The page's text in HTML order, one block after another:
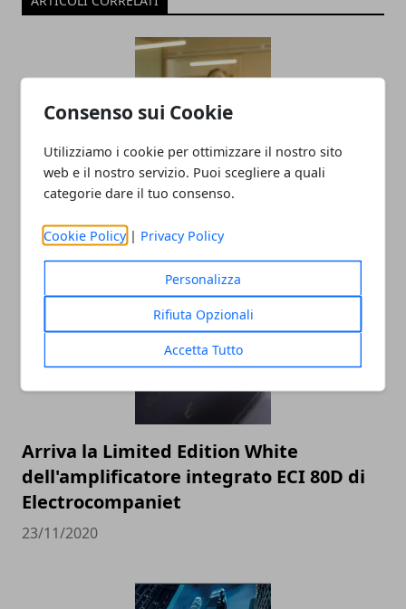
Consenso sui Cookie
Utilizziamo i cookie per ottimizzare il nostro sito
web e il nostro servizio. Puoi scegliere a quali
categorie dare il tuo consenso.
Cookie Policy | Privacy Policy
Personalizza
Rifiuta Opzionali
Accetta Tutto
Montaggio video e ritmo: i segreti per
una resa ottimale
10/10/2022
Arriva la Limited Edition White
dell'amplificatore integrato ECI 80D di
Electrocompaniet
23/11/2020